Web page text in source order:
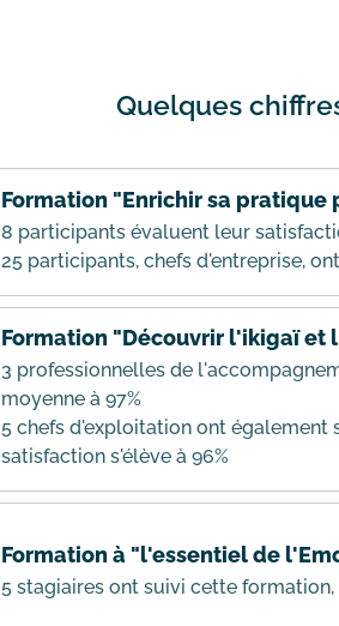
Quelques
Formation "Enrichir sa
8 participants évaluent leur
25 participants, chefs d'entreprise,
Formation "Découvrir l'ikigaï et
3 professionnelles de
moyenne à 97%
5 chefs d'exploitation ont
satisfaction s'élève à 96%
Formation à "l'essentiel de
5 stagiaires ont suivi cette